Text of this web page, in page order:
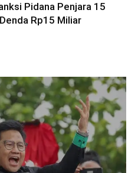
Pidana Penjara 15
Rp15 Miliar